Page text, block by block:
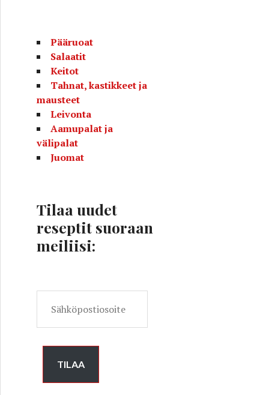
Pääruoat
Salaatit
Keitot
Tahnat, kastikkeet ja
mausteet
Leivonta
Aamupalat ja
välipalat
Juomat
Tilaa uudet
reseptit suoraan
meiliisi:
h
TILAA